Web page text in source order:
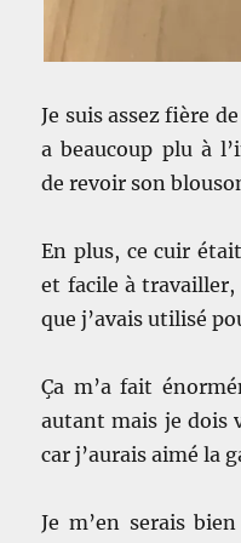
Je suis assez fière
a beaucoup plu à
de revoir son
En plus, ce cuir
et facile à travailler,
que j’avais utilisé
Ça m’a fait
autant mais je dois
car j’aurais aimé la
Je m’en serais